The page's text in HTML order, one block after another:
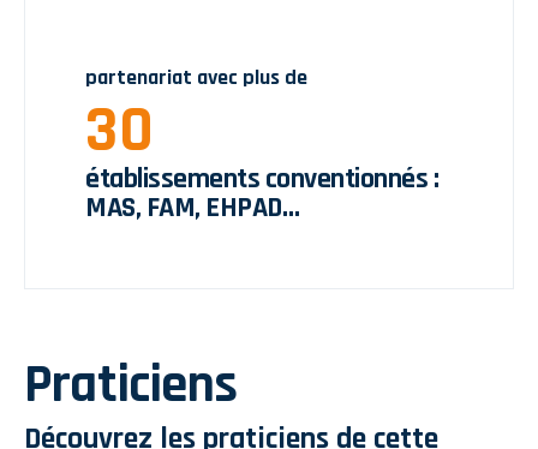
partenariat avec plus de
30
établissements conventionnés :
MAS, FAM, EHPAD…
Praticiens
Découvrez les praticiens de cette